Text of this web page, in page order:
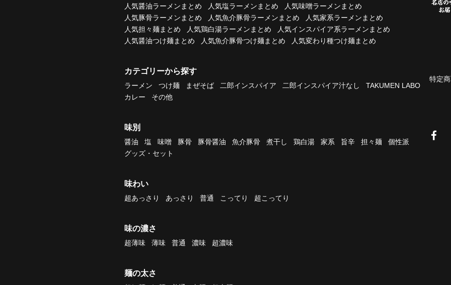
人気醤油ラーメンまとめ 人気塩ラーメンまとめ
人気味噌ラーメンまとめ
人気豚骨ラーメンまとめ
人気魚介豚骨ラーメンまとめ
人気家系ラーメンまとめ
人気担々麺まとめ
人気鶏白湯ラーメンまとめ
人気インスパイア系ラーメンまとめ
人気醤油つけ麺まとめ
人気魚介豚骨つけ麺まとめ 人気変わり種つけ麺まとめ
カテゴリーから探す
ラーメン つけ麺 まぜそば 二郎インスパイア 二郎インスパイア汁なし
TAKUMEN LABO
カレー
その他
味別
醤油 塩 味噌 豚骨 豚骨醤油 魚介豚骨 煮干し 鶏白湯 家系 旨辛 担々麺
個性派
グッズ・セット
味わい
超あっさり あっさり 普通 こってり 超こってり
味の濃さ
超薄味 薄味 普通 濃味 超濃味
麺の太さ
特定